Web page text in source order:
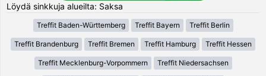
Löydä sinkkuja alueilta: Saksa
Treffit Baden-Württemberg Treffit Bayern Treffit Berlin
Treffit Brandenburg Treffit Bremen Treffit Hamburg Treffit Hessen
Treffit Mecklenburg-Vorpommern Treffit Niedersachsen